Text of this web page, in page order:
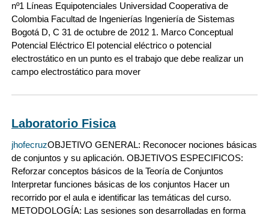
nº1 Líneas Equipotenciales Universidad Cooperativa de
Colombia Facultad de Ingenierías Ingeniería de Sistemas
Bogotá D, C 31 de octubre de 2012 1. Marco Conceptual
Potencial Eléctrico El potencial eléctrico o potencial
electrostático en un punto es el trabajo que debe realizar un
campo electrostático para mover
Laboratorio Fisica
jhofecruzOBJETIVO GENERAL: Reconocer nociones básicas
de conjuntos y su aplicación. OBJETIVOS ESPECIFICOS:
Reforzar conceptos básicos de la Teoría de Conjuntos
Interpretar funciones básicas de los conjuntos Hacer un
recorrido por el aula e identificar las temáticas del curso.
METODOLOGÍA: Las sesiones son desarrolladas en forma